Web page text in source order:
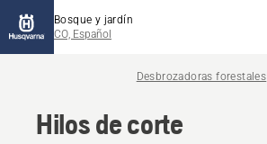
Bosque y jardín
CO, Español
Desbrozadoras forestales
Hilos de corte